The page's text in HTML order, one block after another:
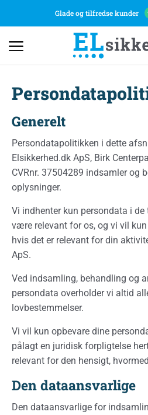
Glade og tilfredse kunder
Generelt
Persondatapolitikken i dette
Elsikkerhed.dk ApS, Birk
CVRnr. 37504289 indsamler og
oplysninger.
Vi indhenter kun persondata i
være relevant for os, og vi vil
hvis det er relevant for din
ApS.
Ved indsamling, behandling og
persondata overholder vi altid
lovbestemmelser.
Vi vil kun opbevare dine
pålagt en juridisk forpligtelse
relevant for den hensigt,
Den dataansvarlige
Den dataansvarlige for